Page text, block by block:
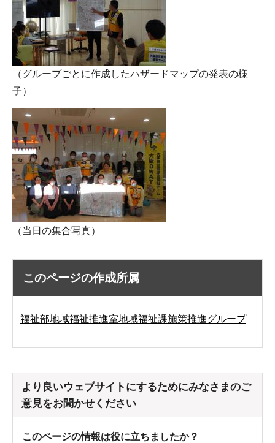
（グループごとに作成したハザードマップの発表の様
子）
（当日の集合写真）
このページの作成所属
福祉部地域福祉推進室地域福祉課施策推進グループ
より良いウェブサイトにするためにみなさまのご
意見をお聞かせください
このページの情報は役に立ちましたか？